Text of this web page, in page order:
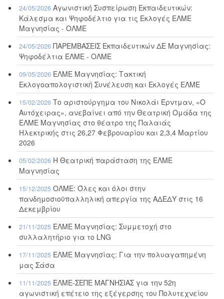
24/05/2026 Αγωνιστική Συσπείρωση Εκπαιδευτικών:
Κάλεσμα και Ψηφοδέλτιο για τις Εκλογές ΕΛΜΕ
Μαγνησίας - ΟΛΜΕ
24/05/2026 ΠΑΡΕΜΒΑΣΕΙΣ Εκπαιδευτικών ΔΕ Μαγνησίας:
Ψηφοδέλτια ΕΛΜΕ - ΟΛΜΕ
09/05/2026 ΕΛΜΕ Μαγνησίας: Τακτική
Εκλογοαπολογιστική Συνέλευση και Εκλογές ΕΛΜΕ
15/02/2026 Το αριστούργημα του Νικολάι Έρντμαν, «Ο
Αυτόχειρας», ανεβαίνει από την Θεατρική Ομάδα της
ΕΛΜΕ Μαγνησίας στο θέατρο της Παλαιάς
Ηλεκτρικής στις 26,27 Φεβρουαρίου και 2,3,4 Μαρτίου
2026
05/02/2026 Η Θεατρική παράσταση της ΕΛΜΕ
Μαγνησίας
15/12/2025 ΟΛΜΕ: Όλες και όλοι στην
πανδημοσιοϋπαλληλική απεργία της ΑΔΕΔΥ στις 16
Δεκεμβρίου
21/11/2025 ΕΛΜΕ Μαγνησίας: Συμμετοχή στο
συλλαλητήριο για το LNG
17/11/2025 ΕΛΜΕ Μαγνησίας: Για την πολυαγαπημένη
μας Σάσα
11/11/2025 ΕΛΜΕ-ΣΕΠΕ ΜΑΓΝΗΣΙΑΣ για την 52η
αγωνιστική επέτειο της εξέγερσης του Πολυτεχνείου